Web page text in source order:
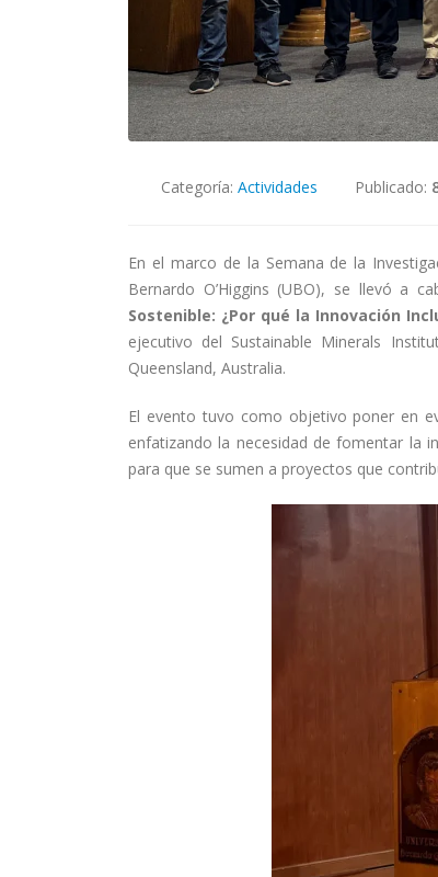
Categoría: Actividades Publicado:
En el marco de la Semana de la
Bernardo O’Higgins (UBO), se llevó a
Sostenible: ¿Por qué la Innovación
ejecutivo del Sustainable Minerals
Queensland, Australia.
El evento tuvo como objetivo poner en
enfatizando la necesidad de fomentar la
para que se sumen a proyectos que